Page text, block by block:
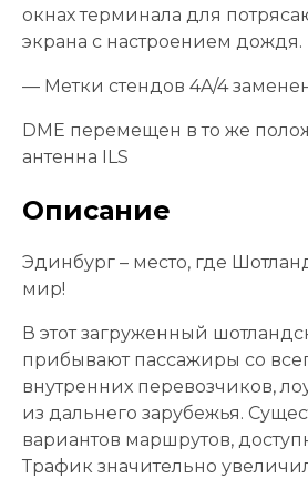
окнах терминала для
экрана с настроением дождя.
— Метки стендов 4A/4
DME перемещен в то же
антенна ILS
Описание
Эдинбург – место, где
мир!
В этот загруженный
прибывают пассажиры со
внутренних перевозчиков,
из дальнего зарубежья.
вариантов маршрутов,
Трафик значительно